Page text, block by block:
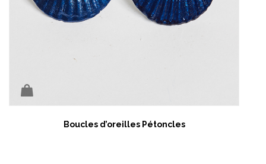
Boucles d’oreilles Pétoncles